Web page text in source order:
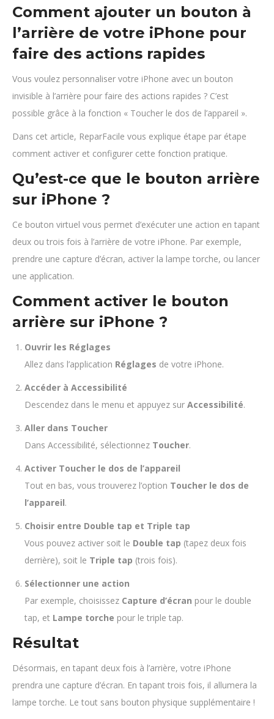
Comment ajouter un bouton à
l’arrière de votre iPhone pour
faire des actions rapides
Vous voulez personnaliser votre iPhone avec un bouton
invisible à l’arrière pour faire des actions rapides ? C’est
possible grâce à la fonction « Toucher le dos de l’appareil ».
Dans cet article, ReparFacile vous explique étape par étape
comment activer et configurer cette fonction pratique.
Qu’est-ce que le bouton arrière
sur iPhone ?
Ce bouton virtuel vous permet d’exécuter une action en tapant
deux ou trois fois à l’arrière de votre iPhone. Par exemple,
prendre une capture d’écran, activer la lampe torche, ou lancer
une application.
Comment activer le bouton
arrière sur iPhone ?
Ouvrir les Réglages
Allez dans l’application Réglages de votre iPhone.
Accéder à Accessibilité
Descendez dans le menu et appuyez sur Accessibilité.
Aller dans Toucher
Dans Accessibilité, sélectionnez Toucher.
Activer Toucher le dos de l’appareil
Tout en bas, vous trouverez l’option Toucher le dos de
l’appareil.
Choisir entre Double tap et Triple tap
Vous pouvez activer soit le Double tap (tapez deux fois
derrière), soit le Triple tap (trois fois).
Sélectionner une action
Par exemple, choisissez Capture d’écran pour le double
tap, et Lampe torche pour le triple tap.
Résultat
Désormais, en tapant deux fois à l’arrière, votre iPhone
prendra une capture d’écran. En tapant trois fois, il allumera la
lampe torche. Le tout sans bouton physique supplémentaire !